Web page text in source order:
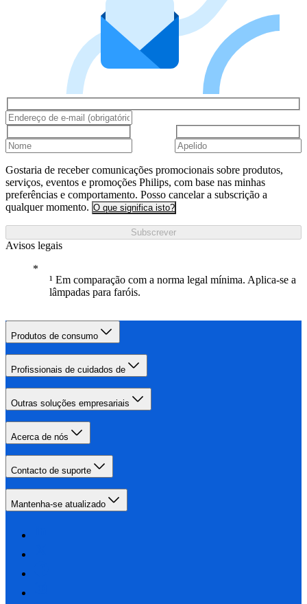
Gostaria de receber comunicações promocionais sobre produtos,
serviços, eventos e promoções Philips, com base nas minhas
preferências e comportamento. Posso cancelar a subscrição a
qualquer momento. O que significa isto?
Subscrever
Avisos legais
¹ Em comparação com a norma legal mínima. Aplica-se a
lâmpadas para faróis.
Produtos de consumo
Profissionais de cuidados de
Outras soluções empresariais
Acerca de nós
Contacto de suporte
Mantenha-se atualizado